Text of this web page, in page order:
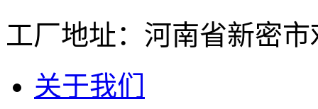
工厂地址：河南省新密
关于我们